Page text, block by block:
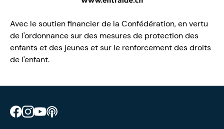
Avec le soutien financier de la Confédération, en vertu
de l'ordonnance sur des mesures de protection des
enfants et des jeunes et sur le renforcement des droits
de l'enfant.
Retrouve CIAO sur Facebook
Retrouve CIAO sur Instagram
Retrouve CIAO sur YouTube